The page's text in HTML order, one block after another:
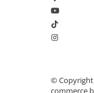
Multimetre Portabile
©️ Copyright
commerce